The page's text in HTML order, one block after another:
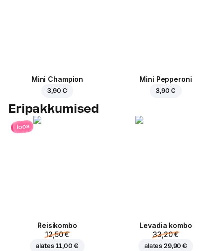
Mini Champion
3,90 €
Mini Pepperoni
3,90 €
Eripakkumised
loos
Reisikombo
12,50 €
alates 11,00 €
Levadia kombo
33,20 €
alates 29,90 €